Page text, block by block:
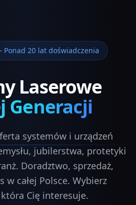
20 lat doświadczenia
Laserowe
Generacji
systemów i urządzeń
jubilerstwa, protetyki
Doradztwo, sprzedaż,
w całej Polsce. Wybierz
Cię interesuje.